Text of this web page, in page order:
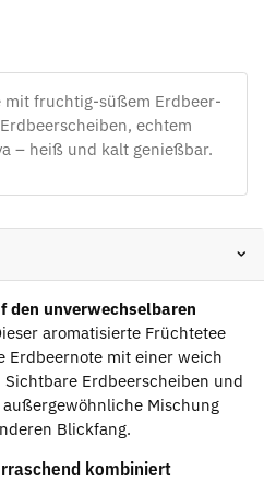
fruchtig-süßem Erdbeer-
echtem
– heiß und kalt genießbar.
den unverwechselbaren
aromatisierte Früchtetee
mit einer weich
Erdbeerscheiben und
Mischung
Blickfang.
kombiniert